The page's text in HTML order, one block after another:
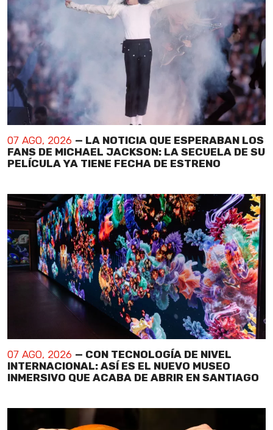
07 AGO, 2026 — LA NOTICIA QUE ESPERABAN LOS
FANS DE MICHAEL JACKSON: LA SECUELA DE SU
PELÍCULA YA TIENE FECHA DE ESTRENO
07 AGO, 2026 — CON TECNOLOGÍA DE NIVEL
INTERNACIONAL: ASÍ ES EL NUEVO MUSEO
INMERSIVO QUE ACABA DE ABRIR EN SANTIAGO